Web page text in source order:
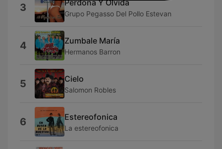
3 Perdona Y Olvida
Grupo Pegasso Del Pollo Estevan
4 Zumbale María
Hermanos Barron
5 Cielo
Salomon Robles
6 Estereofonica
La estereofonica